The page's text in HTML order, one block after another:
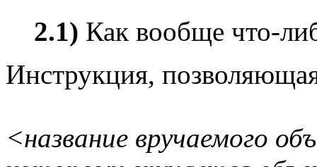
2.1) Как вообще что-
Инструкция,
<название вручаемого